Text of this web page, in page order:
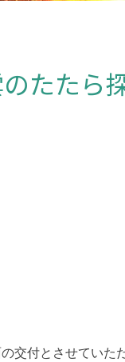
たたら
交付とさせていただ